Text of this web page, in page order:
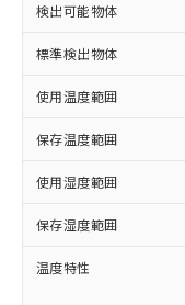
検出可能物体
標準検出物体
使用温度範囲
保存温度範囲
使用湿度範囲
保存湿度範囲
温度特性ご利用
※1 対応状況
対応済み
非含有に対
す。
有に対応し